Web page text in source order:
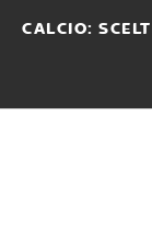
CALCIO: